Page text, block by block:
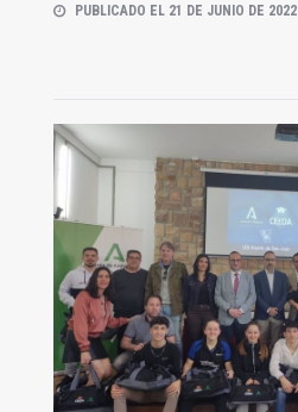
PUBLICADO EL 21 DE JUNIO DE 2022